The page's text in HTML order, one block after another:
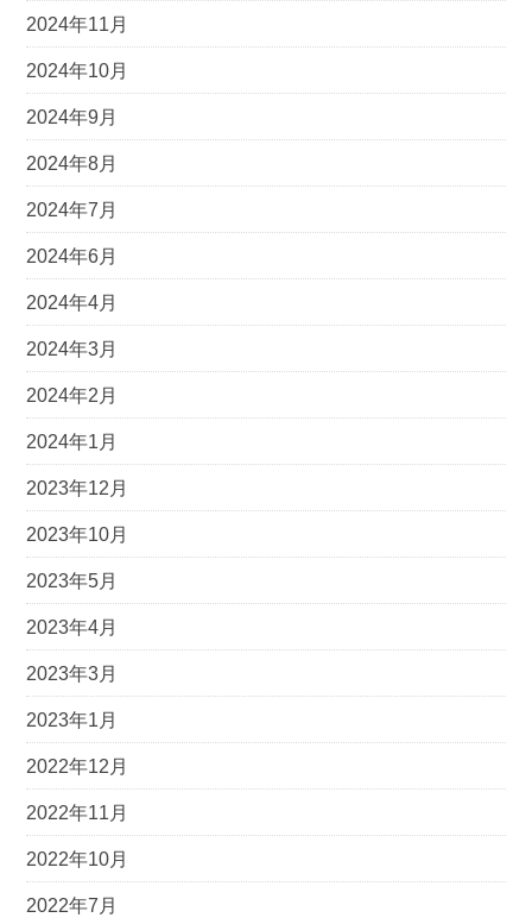
2024年11月
2024年10月
2024年9月
2024年8月
2024年7月
2024年6月
2024年4月
2024年3月
2024年2月
2024年1月
2023年12月
2023年10月
2023年5月
2023年4月
2023年3月
2023年1月
2022年12月
2022年11月
2022年10月
2022年7月